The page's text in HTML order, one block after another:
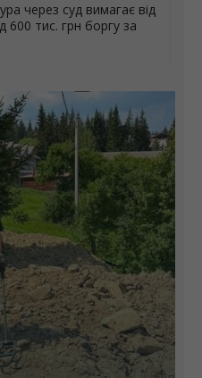
через суд вимагає від
600 тис. грн боргу за